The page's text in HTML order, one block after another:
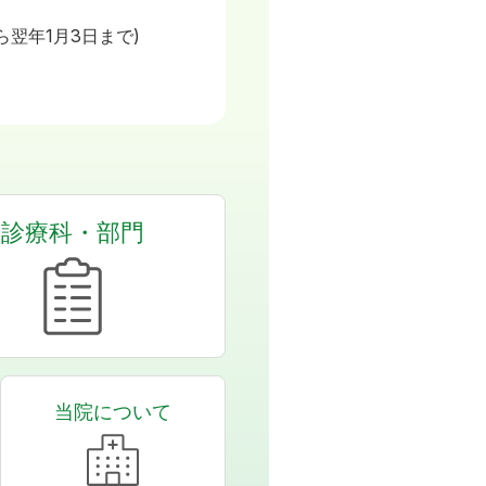
翌年1月3日まで)
診療科・部門
当院について